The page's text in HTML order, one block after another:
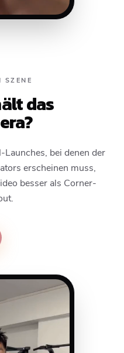
SZENE
das
bei denen der
erscheinen muss,
besser als Corner-